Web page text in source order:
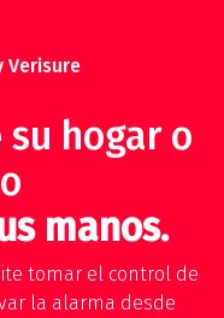
Verisure
hogar o
manos.
tomar el control de
la alarma desde